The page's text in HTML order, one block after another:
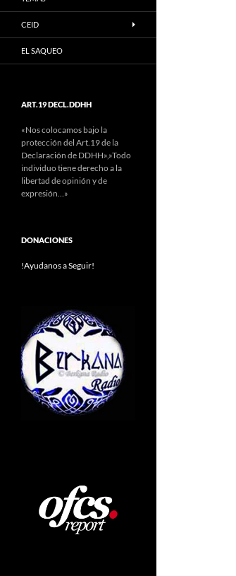
CEID
EL SAQUEO
ART.19 DECL.DDHH
«Nos colocamos bajo la
protección del Art.19 de la
Declaración de DDHH»,»Todo
individuo tiene derecho a la
libertad de opinión y de
expresión…»
DONACIONES
!Ayudanos a Seguir!